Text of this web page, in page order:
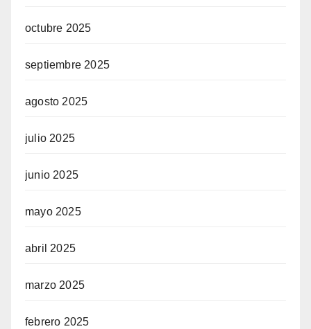
octubre 2025
septiembre 2025
agosto 2025
julio 2025
junio 2025
mayo 2025
abril 2025
marzo 2025
febrero 2025